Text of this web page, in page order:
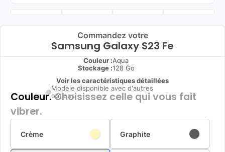
Commandez votre
Samsung Galaxy S23 Fe
Couleur :Aqua
Stockage :128 Go
Voir les caractéristiques détaillées
Modèle disponible avec d'autres
options
Couleur.Choisissez celle qui vous fait
vibrer.
Crème Graphite